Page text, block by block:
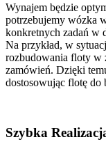
Wynajem będzie
potrzebujemy wózka
konkretnych zadań w
Na przykład, w
rozbudowania floty w
zamówień. Dzięki
dostosowując flotę do
Szybka